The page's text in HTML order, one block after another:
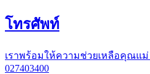
โทรศัพท์
เราพร้อมให้ความช่วยเหลือคุณแ
027403400